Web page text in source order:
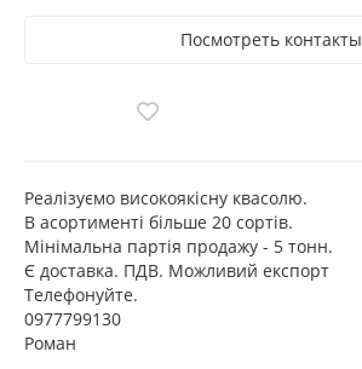
Посмотреть контакты
Реалізуємо високоякісну квасолю.
В асортименті більше 20 сортів.
Мінімальна партія продажу - 5 тонн.
Є доставка. ПДВ. Можливий експорт
Телефонуйте.
0977799130
Роман